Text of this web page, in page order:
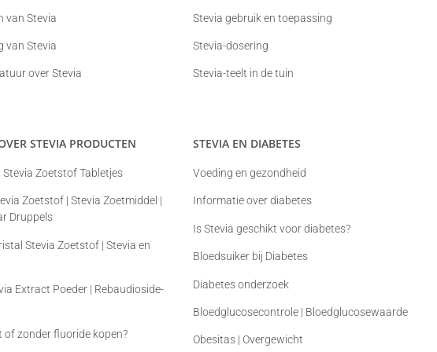
van Stevia
van Stevia
over Stevia
Stevia gebruik en toepassing
Stevia-dosering
Stevia-teelt in de tuin
STEVIA PRODUCTEN
Stevia Zoetstof Tabletjes
Zoetstof | Stevia Zoetmiddel |
Druppels
Stevia Zoetstof | Stevia en
Extract Poeder | Rebaudioside-
of zonder fluoride kopen?
STEVIA EN DIABETES
Voeding en gezondheid
Informatie over diabetes
Is Stevia geschikt voor diabetes?
Bloedsuiker bij Diabetes
Diabetes onderzoek
Bloedglucosecontrole | Bloedglucosewaarde
Obesitas | Overgewicht